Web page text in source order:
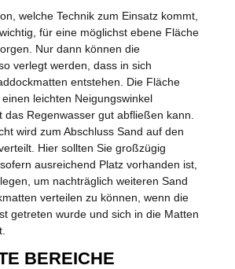
welche Technik zum Einsatz kommt,
für eine möglichst ebene Fläche
Nur dann können die
verlegt werden, dass in sich
entstehen. Die Fläche
leichten Neigungswinkel
das Regenwasser gut abfließen kann.
wird zum Abschluss Sand auf den
Hier sollten Sie großzügig
ausreichend Platz vorhanden ist,
um nachträglich weiteren Sand
verteilen zu können, wenn die
getreten wurde und sich in die Matten
BEREICHE